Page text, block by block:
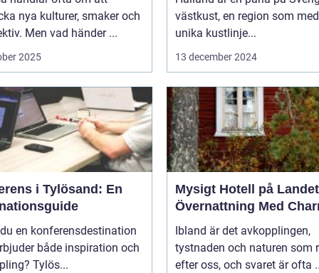
nya kulturer, smaker och
Men vad händer ...
2025
västkust, en region som
unika kustlinje...
13 december 2024
i Tylösand: En
en konferensdestination
både inspiration och
Tylös...
Mysigt Hotell på
Övernattning Med
Ibland är det avkopplingen,
tystnaden och naturen som
efter oss, och svaret är ofta